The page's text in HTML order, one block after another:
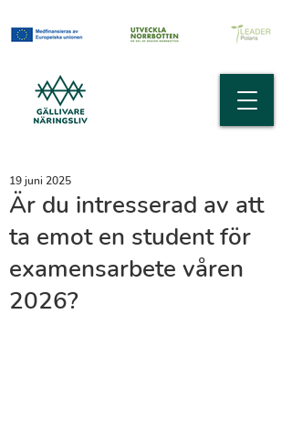
Är du intresserad av att
ta emot en student för
examensarbete våren
2026?
19 juni 2025